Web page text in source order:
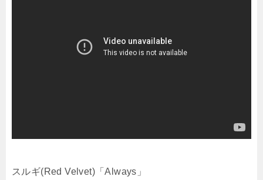
スルギ(Red Velvet)「Always」